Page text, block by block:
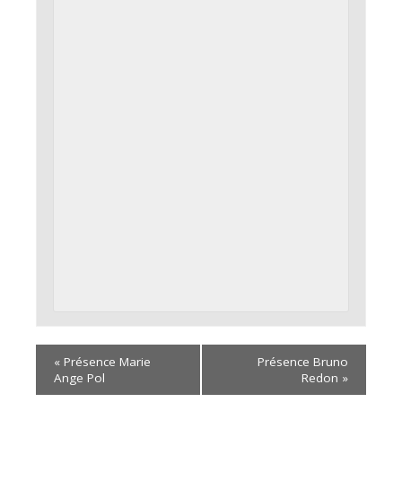
« Présence Marie
Ange Pol
Présence Bruno
Redon »